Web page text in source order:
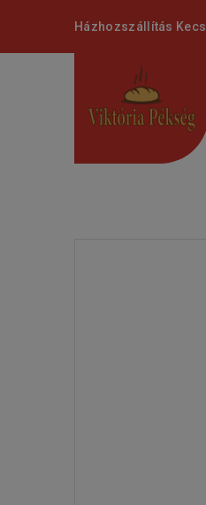
Házhozszállítás